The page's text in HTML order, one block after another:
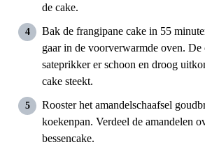
de cake.
Bak de frangipane cake in 55
gaar in de voorverwarmde oven. De
sateprikker er schoon en droog
cake steekt.
Rooster het amandelschaafsel
koekenpan. Verdeel de amandelen
bessencake.